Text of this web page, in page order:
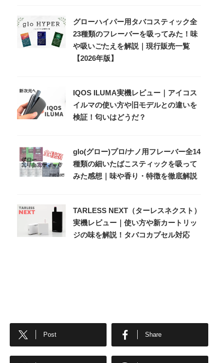
グローハイパー用タバコスティック全
23種類のフレーバーを吸ってみた！味
や吸いごたえを解説｜現行販売一覧
【2026年版】
IQOS ILUMA実機レビュー｜アイコス
イルマの使い方や旧モデルとの違いを
検証！匂いはどうだ？
glo(グロー)プロ/ナノ用フレーバー全14
種類の細いたばこスティックを吸って
みた感想｜味や香り・特徴を徹底解説
TARLESS NEXT（ターレスネクスト）
実機レビュー｜使い方や新カートリッ
ジの味を解説！タバコカプセル対応
Post Share